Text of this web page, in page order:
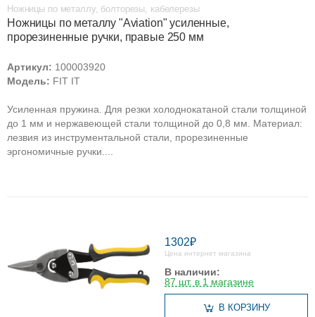
Ножницы по металлу, болторезы, кабелерезы
Ножницы по металлу "Aviation" усиленные,
прорезиненные ручки, правые 250 мм
Артикул: 100003920
Модель: FIT IT
Усиленная пружина. Для резки холоднокатаной стали толщиной
до 1 мм и нержавеющей стали толщиной до 0,8 мм. Материал:
лезвия из инструментальной стали, прорезиненные
эргономичные ручки....
1302₽
Цена интернет магазина
В наличии:
87 шт. в 1 магазине
В КОРЗИНУ